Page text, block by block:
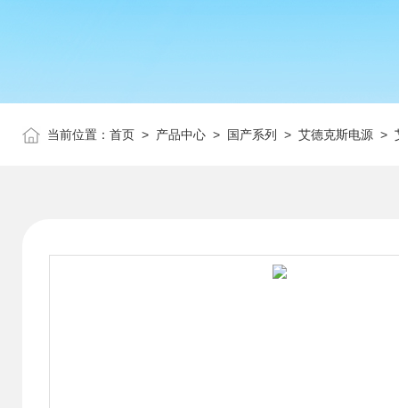
当前位置： 首页 > 产品中心 > 国产系列 > 艾德克斯电源 >